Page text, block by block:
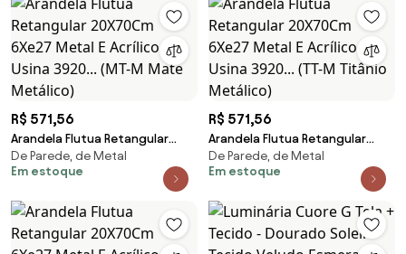
R$ 571,56
Arandela Flutua Retangular
20X70Cm 6Xe27 Metal E
Acrílico | Usina 3920... (MT-M
De Parede, de Metal
Em estoque
R$ 571,56
Arandela Flutua Retangular
20X70Cm 6Xe27 Metal E
Acrílico | Usina 3920... (TT-M
De Parede, de Metal
Em estoque